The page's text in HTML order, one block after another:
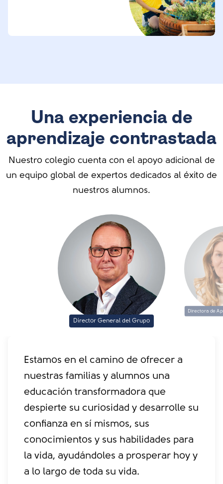
Una experiencia de
aprendizaje contrastada
Nuestro colegio cuenta con el apoyo adicional de
un equipo global de expertos dedicados al éxito de
nuestros alumnos.
Director General del Grupo
Directora de
Estamos en el camino de ofrecer a
nuestras familias y alumnos una
educación transformadora que
despierte su curiosidad y desarrolle su
confianza en sí mismos, sus
conocimientos y sus habilidades para
la vida, ayudándoles a prosperar hoy y
a lo largo de toda su vida.